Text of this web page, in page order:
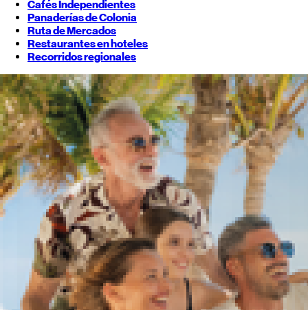
Cafés Independientes
Panaderías de Colonia
Ruta de Mercados
Restaurantes en hoteles
Recorridos regionales